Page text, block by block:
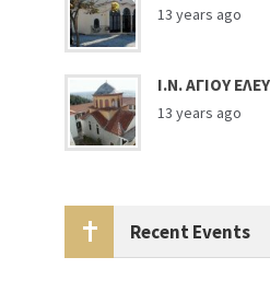
13 years ago
Ι.Ν. ΑΓΙΟΥ
13 years ago
Recent Events